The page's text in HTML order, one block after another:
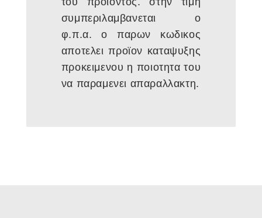
συμπεριλαμβανεται ο
φ.π.α. ο παρων κωδικος
αποτελει προϊον καταψυξης
προκειμενου η ποιοτητα του
να παραμενει απαραλλακτη.